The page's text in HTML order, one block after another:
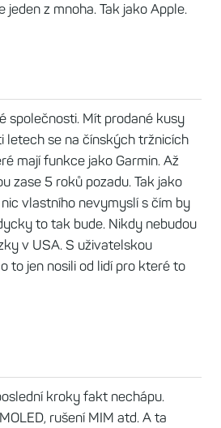
jeden z mnoha. Tak jako Apple.
společnosti. Mít prodané kusy
letech se na čínských tržnicích
mají funkce jako Garmin. Až
zase 5 roků pozadu. Tak jako
vlastního nevymyslí s čím by
to tak bude. Nikdy nebudou
v USA. S uživatelskou
to jen nosili od lidí pro které to
kroky fakt nechápu.
rušení MIM atd. A ta